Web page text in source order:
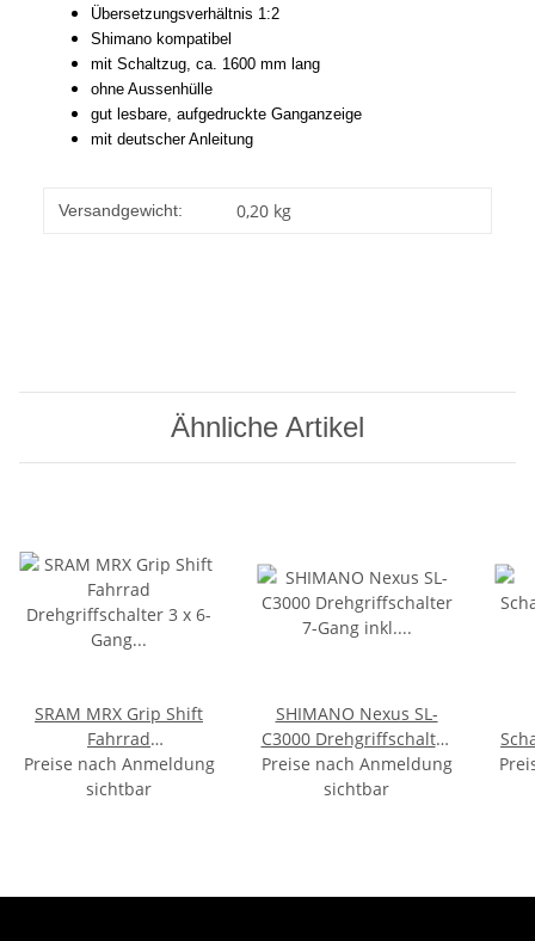
Übersetzungsverhältnis 1:2
Shimano kompatibel
mit Schaltzug, ca. 1600 mm lang
ohne Aussenhülle
gut lesbare, aufgedruckte Ganganzeige
mit deutscher Anleitung
Versandgewicht: 0,20 kg
Ähnliche Artikel
SRAM MRX Grip Shift
Fahrrad
Drehgriffschalter 3 x 6-
Gang mit Schaltzug
Preise nach Anmeldung
sichtbar
SHIMANO Nexus SL-
C3000 Drehgriffschalter
7-Gang inkl. Schaltzug
schwarz
Preise nach Anmeldung
sichtbar